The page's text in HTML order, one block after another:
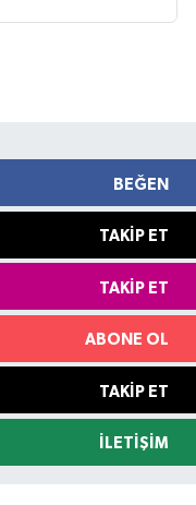
BEĞEN
TAKIP ET
TAKIP ET
ABONE OL
TAKIP ET
İLETIŞIM